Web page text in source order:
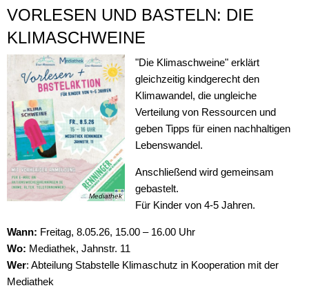
Klimaschweine
2026
VORLESEN UND BASTELN: DIE
KLIMASCHWEINE
Mediathek
"Die Klimaschweine" erklärt
gleichzeitig kindgerecht den
Klimawandel, die ungleiche
Verteilung von Ressourcen und
geben Tipps für einen nachhaltigen
Lebenswandel.
Anschließend wird gemeinsam
gebastelt.
Für Kinder von 4-5 Jahren.
Wann: Freitag, 8.05.26, 15.00 – 16.00 Uhr
Wo: Mediathek, Jahnstr. 11
Wer: Abteilung Stabstelle Klimaschutz in Kooperation mit der
Mediathek